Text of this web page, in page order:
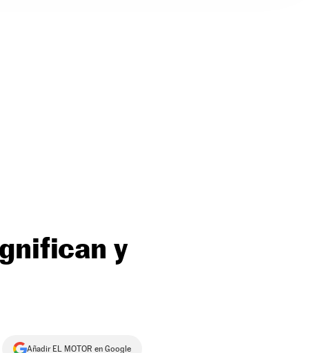
y
Añadir EL MOTOR en Google